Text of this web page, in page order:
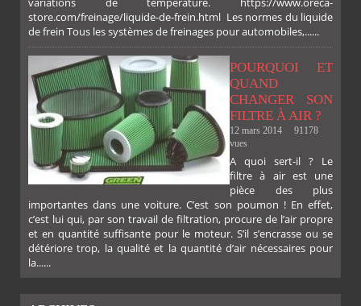
PLUS
TWITTERGOOGLEPINTEREST
store.com/freinage/liquide-de-frein.html Les normes du liquide
de frein Tous les systèmes de freinages pour automobiles,......
POURQUOI ET
QUAND
CHANGER SON
FILTRE À AIR ?
12 mars 2014
91178
vues
A quoi sert-il ? Le
filtre à air est une
pièce des plus
importantes dans une voiture. C’est son poumon ! En effet,
c’est lui qui, par son travail de filtration, procure de l’air propre
et en quantité suffisante pour le moteur. S’il s’encrasse ou se
détériore trop, la qualité et la quantité d’air nécessaires pour
la......